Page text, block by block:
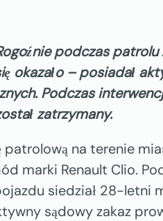
podczas
okazało – posiadał
Podczas
zatrzymany.
patrolową na terenie
marki Renault Clio.
siedział 28-letni
sądowy zakaz